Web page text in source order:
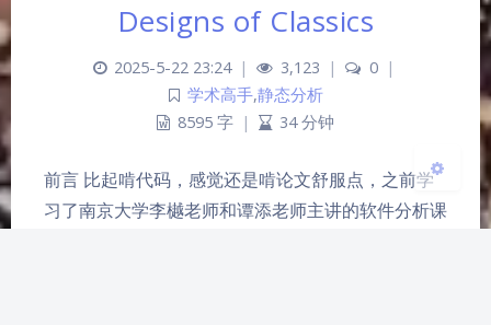
浅阴影
关闭 日落 暗化
Designs of Classics
2025-5-22 23:24 | 3,123 | 0
|
学术高手,静态分析
8595 字 | 34 分钟
前言 比起啃代码，感觉还是啃论文舒服点，之前学
习了南京大学李樾老师和谭添老师主讲的软件分析课